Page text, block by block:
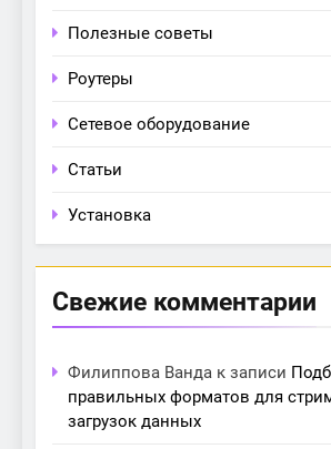
Полезные советы
Роутеры
Сетевое оборудование
Статьи
Установка
Свежие комментарии
Филиппова Ванда к записи
правильных форматов для
загрузок данных